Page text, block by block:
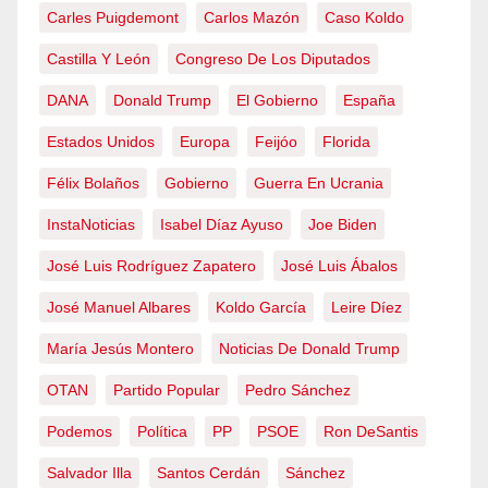
Carles Puigdemont Carlos Mazón Caso Koldo
Castilla Y León Congreso De Los Diputados
DANA Donald Trump El Gobierno España
Estados Unidos Europa Feijóo Florida
Félix Bolaños Gobierno Guerra En Ucrania
InstaNoticias Isabel Díaz Ayuso Joe Biden
José Luis Rodríguez Zapatero José Luis Ábalos
José Manuel Albares Koldo García Leire Díez
María Jesús Montero Noticias De Donald Trump
OTAN Partido Popular Pedro Sánchez
Podemos Política PP PSOE Ron DeSantis
Salvador Illa Santos Cerdán Sánchez